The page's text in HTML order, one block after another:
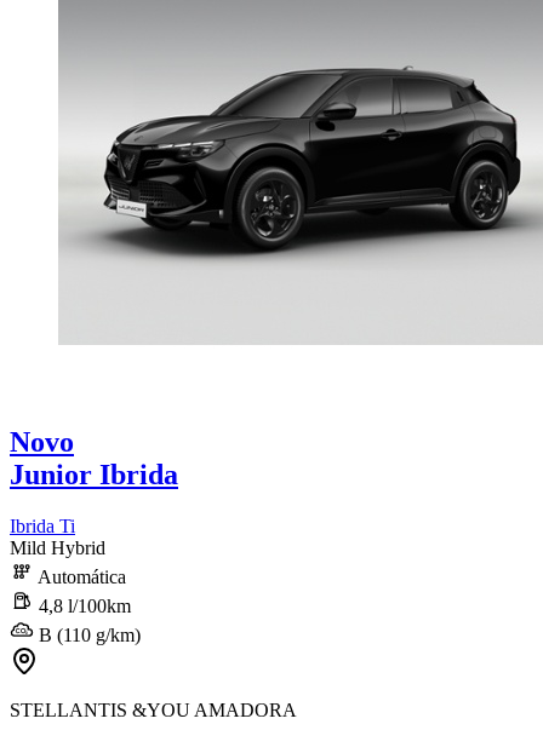
Novo
Junior Ibrida
Ibrida Ti
Mild Hybrid
Automática
4,8 l/100km
B (110 g/km)
STELLANTIS &YOU AMADORA